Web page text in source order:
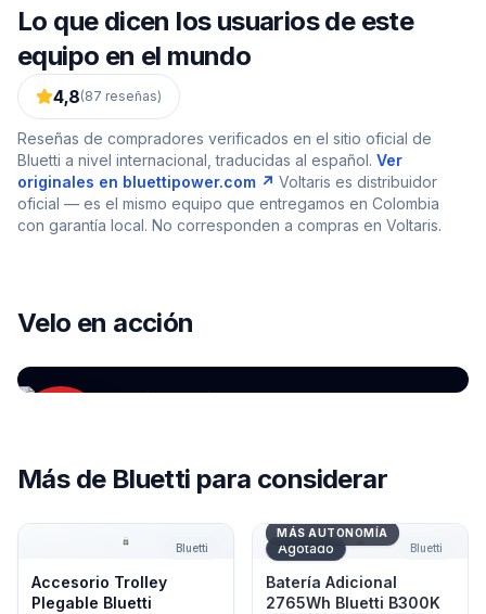
Lo que dicen los usuarios de este
equipo en el mundo
4,8(87 reseñas)
Reseñas de compradores verificados en el sitio oficial de
Bluetti a nivel internacional, traducidas al español. Ver
originales en bluettipower.com ↗ Voltaris es distribuidor
oficial — es el mismo equipo que entregamos en Colombia
con garantía local. No corresponden a compras en Voltaris.
Velo en acción
para la mayoría
Más de Bluetti para considerar
Accesorio Trolley Plegable Bluetti
Bluetti
Accesorio Trolley
Plegable Bluetti
Batería Adicional 2765Wh
Agotado Bluetti
MÁS AUTONOMÍA
Batería Adicional
2765Wh Bluetti B300K